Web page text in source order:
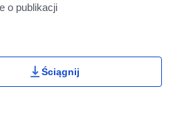
o publikacji
Portlet
Ściągnij